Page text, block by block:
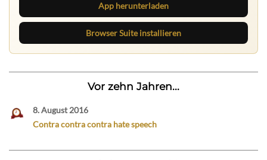
App herunterladen
Browser Suite installieren
Vor zehn Jahren...
8. August 2016
Contra contra contra hate speech